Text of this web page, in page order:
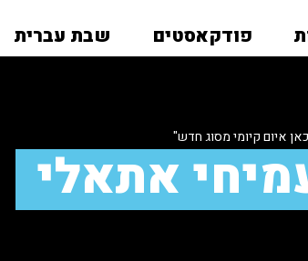
פודקאסטים שבת עברית
איום קיומי מסוג חדש"
אתאלי